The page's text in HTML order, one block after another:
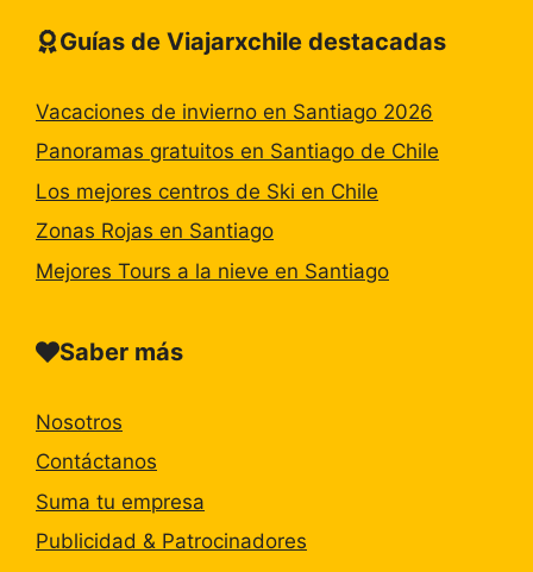
Guías de Viajarxchile destacadas
Vacaciones de invierno en Santiago 2026
Panoramas gratuitos en Santiago de Chile
Los mejores centros de Ski en Chile
Zonas Rojas en Santiago
Mejores Tours a la nieve en Santiago
Saber más
Nosotros
Contáctanos
Suma tu empresa
Publicidad & Patrocinadores